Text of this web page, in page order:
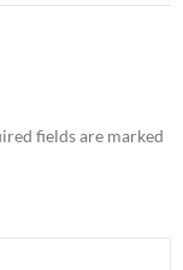
fields are marked